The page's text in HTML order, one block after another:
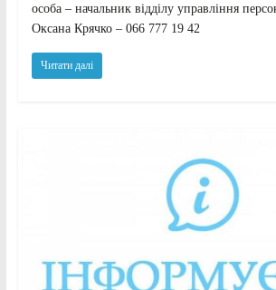
особа – начальник відділу управління
Оксана Крячко – 066 777 19 42
Читати далі